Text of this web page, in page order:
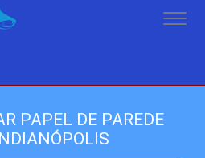
PAPEL DE PAREDE